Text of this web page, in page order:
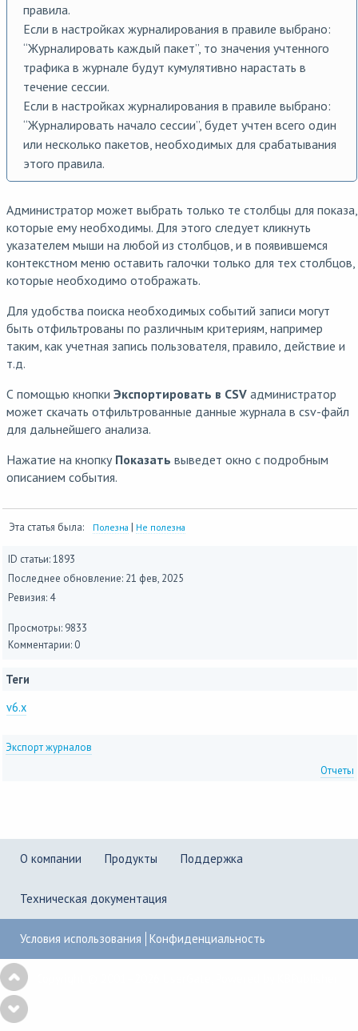
правила.
Если в настройках журналирования в правиле выбрано:
“Журналировать каждый пакет”, то значения учтенного
трафика в журнале будут кумулятивно нарастать в
течение сессии.
Если в настройках журналирования в правиле выбрано:
“Журналировать начало сессии”, будет учтен всего один
или несколько пакетов, необходимых для срабатывания
этого правила.
Администратор может выбрать только те столбцы для показа,
которые ему необходимы. Для этого следует кликнуть
указателем мыши на любой из столбцов, и в появившемся
контекстном меню оставить галочки только для тех столбцов,
которые необходимо отображать.
Для удобства поиска необходимых событий записи могут
быть отфильтрованы по различным критериям, например
таким, как учетная запись пользователя, правило, действие и
т.д.
С помощью кнопки Экспортировать в CSV администратор
может скачать отфильтрованные данные журнала в csv-файл
для дальнейшего анализа.
Нажатие на кнопку Показать выведет окно с подробным
описанием события.
Эта статья была: Полезна | Не полезна
ID статьи: 1893
Последнее обновление: 21 фев, 2025
Ревизия: 4
Просмотры: 9833
Комментарии: 0
Теги
v6.x
Экспорт журналов
Отчеты
О компании Продукты Поддержка
Техническая документация
Условия использования Конфиденциальность